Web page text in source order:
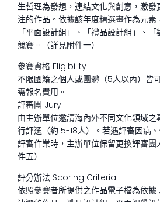
生哲理為發想，連結文化與創意，激發
注的作品。依據該年度精選畫作為元
「平面設計組」、「禮品設計組」、
競賽。（詳見附件一）
參賽資格 Eligibility
不限國籍之個人或團體（5人以內）皆
需報名費用。
評審團 Jury
由主辦單位邀請海內外不同文化領域
行評選（約15-18人）。若遇評審因病
評審作業時，主辦單位保留更換評審
件五）
評分辦法 Scoring Criteria
依照參賽者所提供之作品電子檔為依據